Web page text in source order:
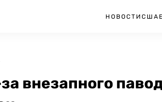
НОВОСТИ США
внезапного